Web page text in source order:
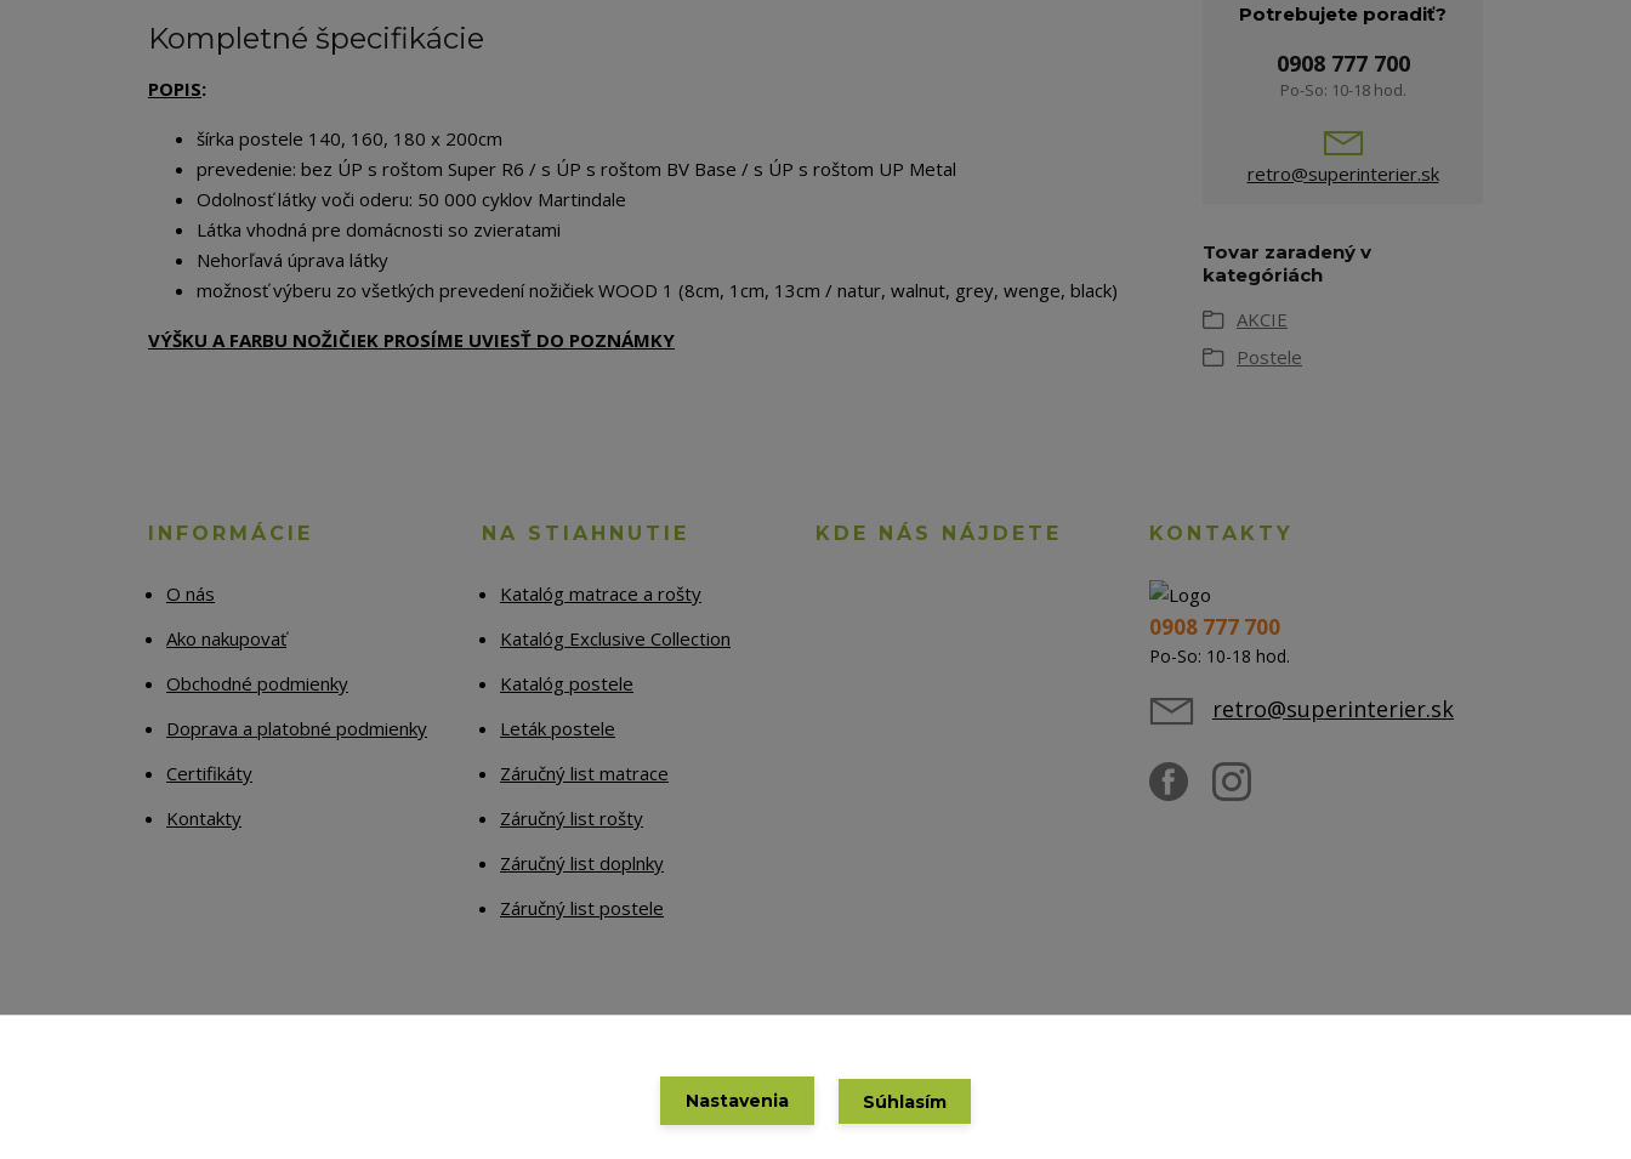
Kompletné špecifikácie
POPIS:
šírka postele 140, 160, 180 x 200cm
prevedenie: bez ÚP s roštom Super R6 / s ÚP s roštom BV Base / s ÚP s roštom UP Metal
Odolnosť látky voči oderu: 50 000 cyklov Martindale
Látka vhodná pre domácnosti so zvieratami
Nehorľavá úprava látky
možnosť výberu zo všetkých prevedení nožičiek WOOD 1 (8cm, 1cm, 13cm / natur, walnut, grey, wenge, black)
VÝŠKU A FARBU NOŽIČIEK PROSÍME UVIESŤ DO POZNÁMKY
Potrebujete poradiť?
0908 777 700
Po-So: 10-18 hod.
retro@superinterier.sk
Tovar zaradený v
kategóriách
AKCIE
Postele
INFORMÁCIE
O nás
Ako nakupovať
Obchodné podmienky
Doprava a platobné podmienky
Certifikáty
Kontakty
NA STIAHNUTIE
Katalóg matrace a rošty
Katalóg Exclusive Collection
Katalóg postele
Leták postele
Záručný list matrace
Záručný list rošty
Záručný list doplnky
Záručný list postele
KDE NÁS NÁJDETE KONTAKTY
0908 777 700
Po-So: 10-18 hod.
retro@superinterier.sk
Vytvorené na
Nastavenia Súhlasím